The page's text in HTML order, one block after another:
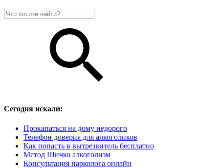
Сегодня искали:
Прокапаться на дому недорого
Телефон доверия для алкоголиков
Как попасть в вытрезвитель бесплатно
Метод Шичко алкоголизм
Консультация нарколога онлайн